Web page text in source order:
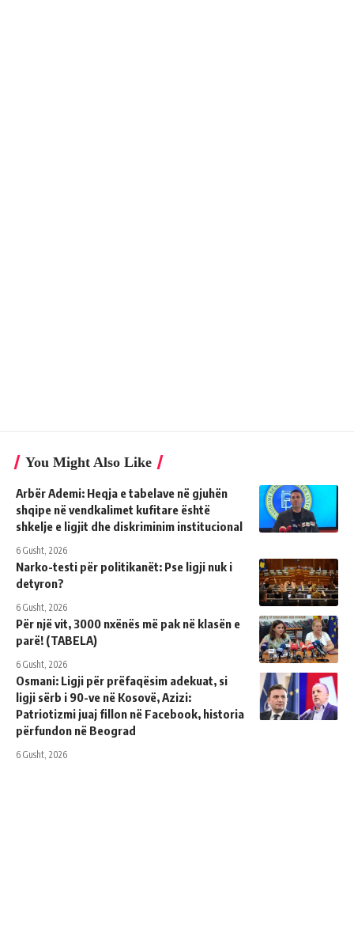
You Might Also Like
Arbër Ademi: Heqja e tabelave në gjuhën
shqipe në vendkalimet kufitare është
shkelje e ligjit dhe diskriminim institucional
6 Gusht, 2026
Narko-testi për politikanët: Pse ligji nuk i
detyron?
6 Gusht, 2026
Për një vit, 3000 nxënës më pak në klasën e
parë! (TABELA)
6 Gusht, 2026
Osmani: Ligji për prëfaqësim adekuat, si
ligji sërb i 90-ve në Kosovë, Azizi:
Patriotizmi juaj fillon në Facebook, historia
përfundon në Beograd
6 Gusht, 2026